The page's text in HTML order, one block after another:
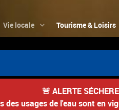
Vie locale Tourisme & Loisirs
🚨 ALERTE
des usages de l'eau sont en